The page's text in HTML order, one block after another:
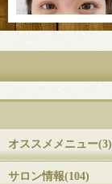
オススメメニュー(3)
サロン情報(104)